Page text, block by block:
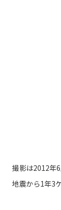
撮影は2012年6
地震から1年3